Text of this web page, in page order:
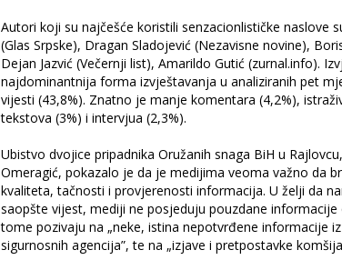
Autori koji su najčešće koristili senzacionlističke naslove
(Glas Srpske), Dragan Sladojević (Nezavisne novine),
Dejan Jazvić (Večernji list), Amarildo Gutić (zurnal.info).
najdominantnija for­ma izvještavanja u analiziranih pet
vijesti (43,8%). Znatno je manje komentara (4,2%),
tekstova (3%) i intervjua (2,3%).
Ubistvo dvojice pripadnika Oružanih snaga BiH u
Omeragić, pokazalo je da je medijima veoma važno da
kvaliteta, tačnosti i provjerenosti informacija. U želji da
saopšte vijest, mediji ne posjeduju pouzdane informacije
tome pozivaju na „neke, isti­na nepotvrđene informacije
sigurnosnih agencija”, te na „izjave i pretpostavke